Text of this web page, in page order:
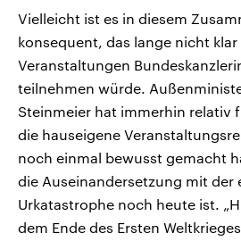
Vielleicht ist es in diesem
konsequent, das lange nicht
Veranstaltungen
teilnehmen würde.
Steinmeier hat immerhin relativ
die hauseigene
noch einmal bewusst gemacht
die Auseinandersetzung mit der
Urkatastrophe noch heute ist.
dem Ende des Ersten